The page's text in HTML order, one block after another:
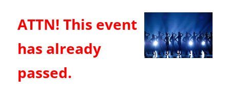
ATTN! This event
has already
passed.